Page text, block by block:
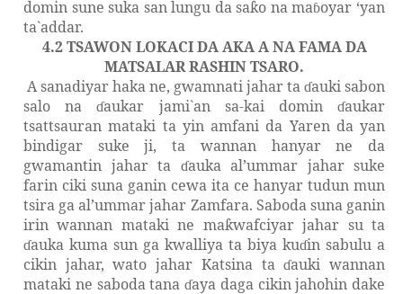
domin sune suka san lungu da saƙo na maɓoyar ‘yan
ta`addar.
4.2 TSAWON LOKACI DA AKA A NA FAMA DA
MATSALAR RASHIN TSARO.
A sanadiyar haka ne, gwamnati jahar ta ɗauki sabon
salo naɗaukar jami`an sa-kai dominɗaukar
tsattsauran mataki ta yin amfani da Yaren da yan
bindigar suke ji, ta wannan hanyar ne da
gwamantin jahar ta
ɗauka al’ummar jahar suke
farin ciki suna ganin cewa ita ce hanyar tudun mun
tsira ga al’ummar jahar Zamfara. Saboda suna ganin
irin wannan mataki ne maƙwafciyar jahar su ta
ɗauka kuma sun ga kwalliya ta biya kuɗin sabulu a
cikin jahar, wato jahar Katsina taɗauki wannan
mataki ne saboda tana ɗaya daga cikin jahohin dake